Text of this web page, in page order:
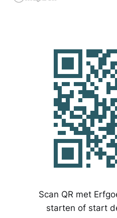
Scan QR met
starten of start